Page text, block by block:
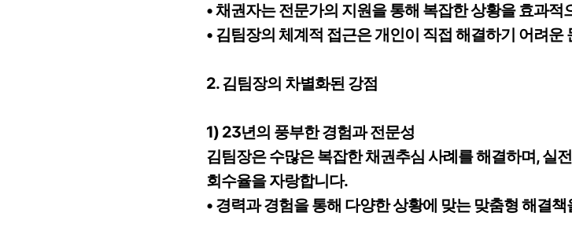
• 채권자는 전문가의 지원을 통해 복잡한 상황을 효과적
• 김팀장의 체계적 접근은 개인이 직접 해결하기 어려
2. 김팀장의 차별화된 강점
1) 23년의 풍부한 경험과 전문성
김팀장은 수많은 복잡한 채권추심 사례를 해결하며, 실
회수율을 자랑합니다.
• 경력과 경험을 통해 다양한 상황에 맞는 맞춤형 해결